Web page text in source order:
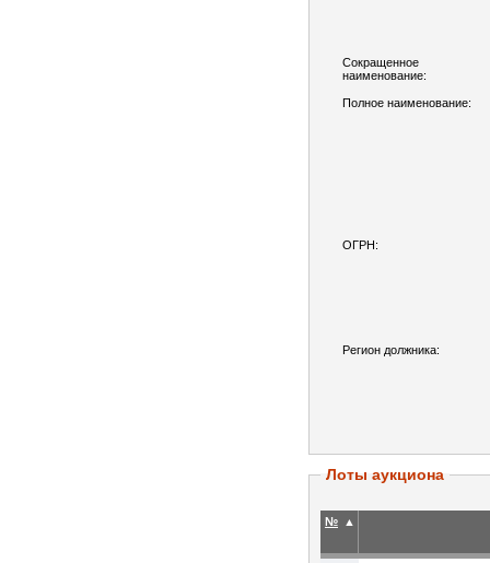
Сокращенное
наименование:
Полное наименование:
ОГРН:
Регион должника:
Лоты аукциона
№ ▲